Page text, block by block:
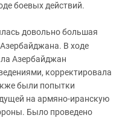
боевых действий.
довольно большая
В ходе
Азербайджан
корректировала
были попытки
на армяно-иранскую
Было проведено